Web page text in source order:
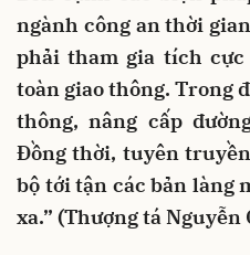
ngành công an thời
phải tham gia tích
toàn giao thông. Trong
thông, nâng cấp
Đồng thời, tuyên
bộ tới tận các bản làng
xa.” (Thượng tá Nguyễn